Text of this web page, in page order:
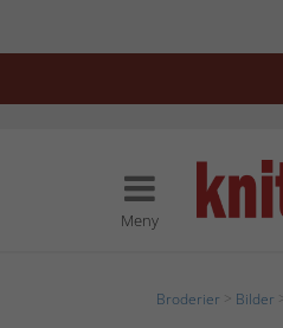
Meny
Broderier Bilder